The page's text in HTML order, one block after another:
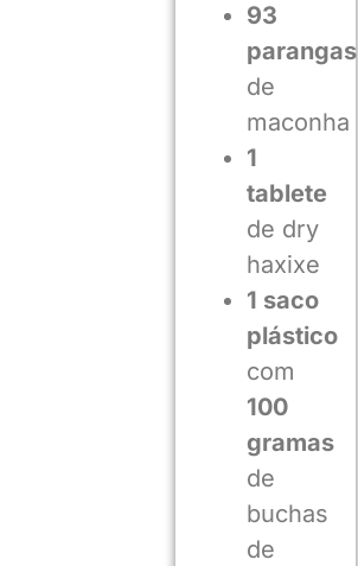
93
parangas
de
maconha
1
tablete
de dry
haxixe
1 saco
plástico
com
100
gramas
de
buchas
de